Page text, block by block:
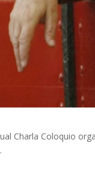
Charla Coloquio